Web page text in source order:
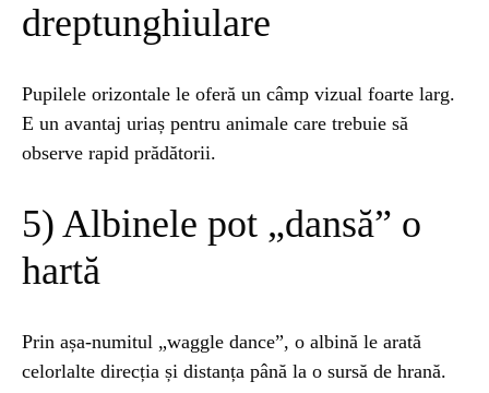
dreptunghiulare
Pupilele orizontale le oferă un câmp vizual foarte larg.
E un avantaj uriaș pentru animale care trebuie să
observe rapid prădătorii.
5) Albinele pot „dansă” o
hartă
Prin așa-numitul „waggle dance”, o albină le arată
celorlalte direcția și distanța până la o sursă de hrană.